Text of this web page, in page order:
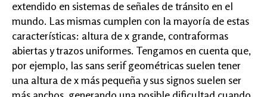
extendido en sistemas de señales de tránsito en el
mundo. Las mismas cumplen con la mayoría de estas
características: altura de x grande, contraformas
abiertas y trazos uniformes. Tengamos en cuenta que,
por ejemplo, las sans serif geométricas suelen tener
una altura de x más pequeña y sus signos suelen ser